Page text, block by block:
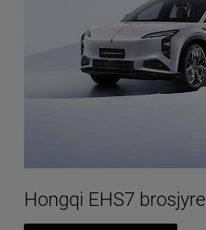
Hongqi EHS7 brosjyre